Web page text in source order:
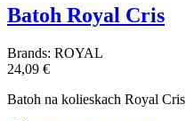
Batoh Royal Cris
Brands: ROYAL
24,09 €
Batoh na kolieskach Royal Cris